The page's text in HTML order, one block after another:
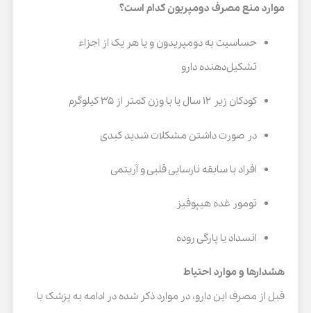
موارد منع مصرف دومپریون کدام است؟
حساسیت به دومپریدون و یا هر یک از اجزاء
تشکیل‌دهنده دارو
کودکان زیر ۱۲ سال یا با وزن کمتر از ۳۵ کیلوگرم
در صورت داشتن مشکلات شدید کبدی
افراد با سابقه نارسایی قلبی و آریتمی
تومور غده هیپوفیز
انسداد یا پارگی روده
هشدارها و موارد احتیاط
قبل از مصرف این دارو، در موارد ذکر شده در ادامه به پزشک یا